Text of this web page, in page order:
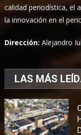
calidad periodística, el
la innovación en el
Dirección:Alejandro
LAS MÁS